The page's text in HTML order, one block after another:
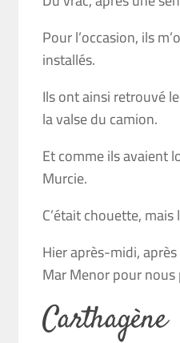
Pour l’occasion, ils
installés.
Ils ont ainsi retrouvé
la valse du camion.
Et comme ils avaient
Murcie.
C’était chouette,
Hier après-midi,
Mar Menor pour
Carthagène